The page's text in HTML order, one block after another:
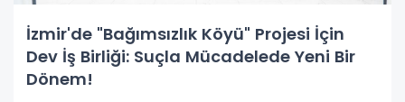
İzmir'de "Bağımsızlık Köyü" Projesi İçin
Dev İş Birliği: Suçla Mücadelede Yeni Bir
Dönem!